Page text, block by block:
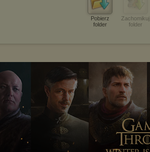
Pobierz
folder
Zachomikuj
folder